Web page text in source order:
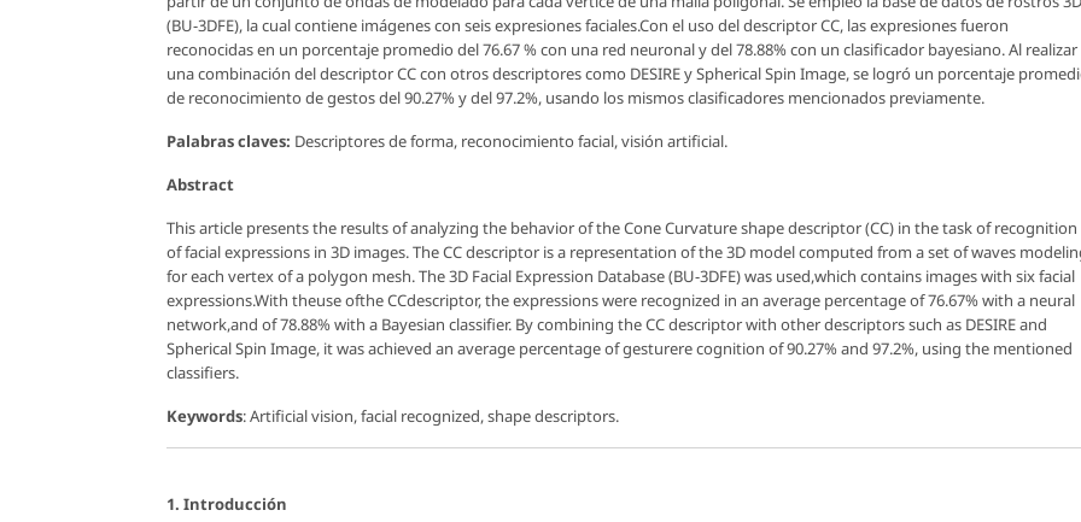
(BU-3DFE), la cual contiene imágenes con seis expresiones faciales.Con el uso del descriptor CC, las expresiones fueron
reconocidas en un porcentaje promedio del 76.67 % con una red neuronal y del 78.88% con un clasificador bayesiano. Al realizar
una combinación del descriptor CC con otros descriptores como DESIRE y Spherical Spin Image, se logró un porcentaje
de reconocimiento de gestos del 90.27% y del 97.2%, usando los mismos clasificadores mencionados previamente.
Palabras claves: Descriptores de forma, reconocimiento facial, visión artificial.
Abstract
This article presents the results of analyzing the behavior of theCone Curvatureshape descriptor (CC) in the task of recognition
of facial expressions in 3D images. The CC descriptor is a representation of the 3D model computed from a set of waves
for each vertex of a polygon mesh. The 3D Facial Expression Database (BU-3DFE) was used,which contains images with six facial
expressions.With theuse ofthe CCdescriptor, the expressions were recognized in an average percentage of 76.67% with a neural
network,and of 78.88% with a Bayesian classifier. By combining the CC descriptor with other descriptors such as DESIRE and
Spherical Spin Image, it was achieved an average percentage of gesturere cognition of 90.27% and 97.2%, using the mentioned
classifiers.
Keywords: Artificial vision, facial recognized, shape descriptors.
1. Introducción